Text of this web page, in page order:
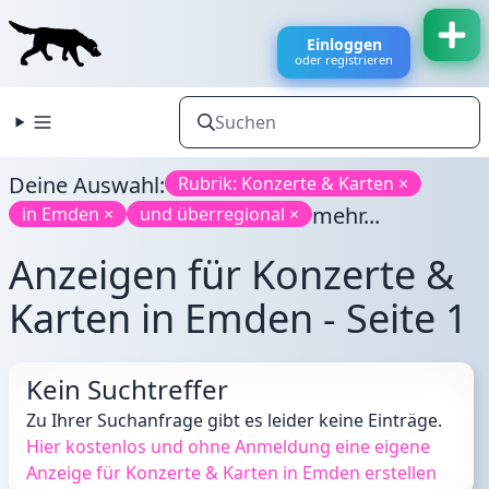
Einloggen
oder registrieren
Deine Auswahl:
Rubrik: Konzerte & Karten ×
in Emden ×
und überregional × mehr...
Anzeigen für Konzerte &
Karten in Emden - Seite 1
Kein Suchtreffer
Zu Ihrer Suchanfrage gibt es leider keine Einträge.
Hier kostenlos und ohne Anmeldung eine eigene
Anzeige für Konzerte & Karten in Emden erstellen